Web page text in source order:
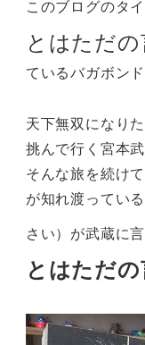
このブログのタ
とはただの
ているバガボン
天下無双になり
挑んで行く宮本武
そんな旅を続け
が知れ渡ってい
さい）が武蔵に
とはただの